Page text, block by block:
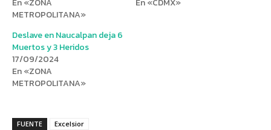
En «ZONA
METROPOLITANA»
En «CDMX»
Deslave en Naucalpan deja 6
Muertos y 3 Heridos
17/09/2024
En «ZONA
METROPOLITANA»
FUENTE Excelsior